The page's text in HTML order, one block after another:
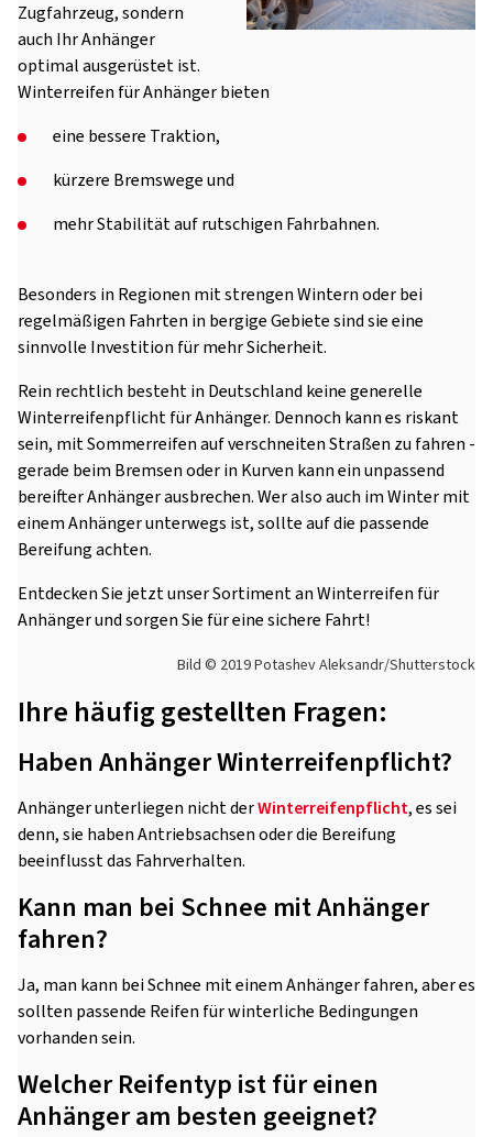
Zugfahrzeug, sondern
auch Ihr Anhänger
optimal ausgerüstet ist.
Winterreifen für Anhänger bieten
eine bessere Traktion,
kürzere Bremswege und
mehr Stabilität auf rutschigen Fahrbahnen.
Besonders in Regionen mit strengen Wintern oder bei
regelmäßigen Fahrten in bergige Gebiete sind sie eine
sinnvolle Investition für mehr Sicherheit.
Rein rechtlich besteht in Deutschland keine generelle
Winterreifenpflicht für Anhänger. Dennoch kann es riskant
sein, mit Sommerreifen auf verschneiten Straßen zu fahren -
gerade beim Bremsen oder in Kurven kann ein unpassend
bereifter Anhänger ausbrechen. Wer also auch im Winter mit
einem Anhänger unterwegs ist, sollte auf die passende
Bereifung achten.
Entdecken Sie jetzt unser Sortiment an Winterreifen für
Anhänger und sorgen Sie für eine sichere Fahrt!
Bild © 2019 Potashev Aleksandr/Shutterstock
Ihre häufig gestellten Fragen:
Haben Anhänger Winterreifenpflicht?
Anhänger unterliegen nicht derWinterreifenpflicht, es sei
denn, sie haben Antriebsachsen oder die Bereifung
beeinflusst das Fahrverhalten.
Kann man bei Schnee mit Anhänger
fahren?
Ja, man kann bei Schnee mit einem Anhänger fahren, aber es
sollten passende Reifen für winterliche Bedingungen
vorhanden sein.
Welcher Reifentyp ist für einen
Anhänger am besten geeignet?